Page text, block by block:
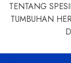
TENTANG
TUMBUHAN